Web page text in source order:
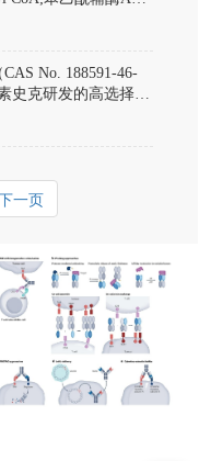
CAS No. 188591-46-
史克研发的高选择
视为研究PPARδ核
的金标准化学探
一页